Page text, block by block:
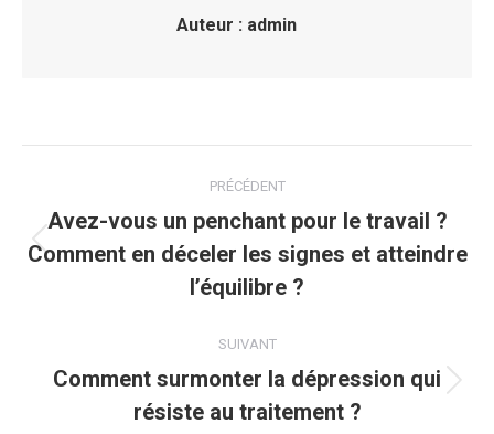
Auteur : admin
PRÉCÉDENT
Article
précédent
Avez-vous un penchant pour le travail ?
Comment en déceler les signes et atteindre
l’équilibre ?
SUIVANT
Article
suivant
Comment surmonter la dépression qui
résiste au traitement ?